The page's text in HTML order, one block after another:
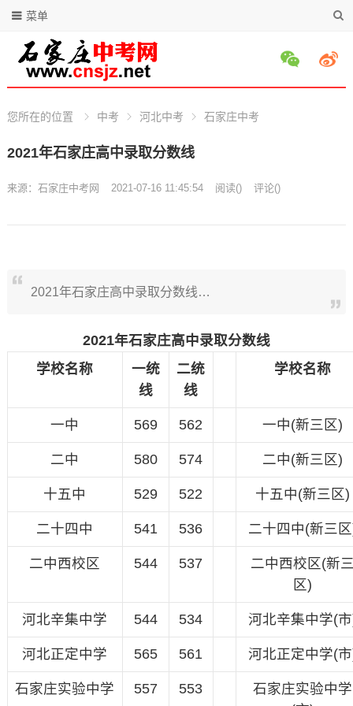
菜单
您所在的位置 中考 河北中考 石家庄中考
2021年石家庄高中录取分数线
来源： 石家庄中考网 2021-07-16 11:45:54 阅读() 评论()
2021年石家庄高中录取分数线…
2021年石家庄高中录取分数线
学校名称
一统
线
二统
线
学校名称
一中 569 562 一中(新三区)
二中 580 574 二中(新三区)
十五中 529 522 十五中(新三区)
二十四中 541 536 二十四中(新三
二中西校区 544 537
二中西校区(新
区)
河北辛集中学 544 534 河北辛集中学(
河北正定中学 565 561 河北正定中学(
石家庄实验中学 557 553
石家庄实验中学